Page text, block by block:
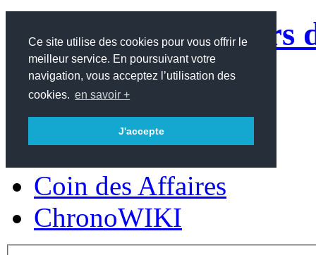
Ce site utilise des cookies pour vous offrir le
meilleur service. En poursuivant votre
navigation, vous acceptez l’utilisation des
cookies. en savoir +
J'accepte
Le site des
contemporaines
Accueil
Forum
Coin des Affaires
ChronoWIKI